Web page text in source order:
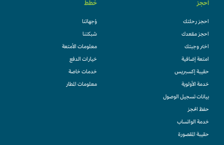
احجز
احجز رحلتك
احجز مقعدك
اختر وجبتك
امتعة إضافية
حقيبة إكسبريس
خدمة الأولوية
بيانات تسجيل الوصول
حفظ الحجز
خدمة الواتساب
حقيبة المقصورة
خطط
وُجهاتنا
شبكتنا
معلومات الأمتعة
خيارات الدفع
خدمات خاصة
معلومات المطار